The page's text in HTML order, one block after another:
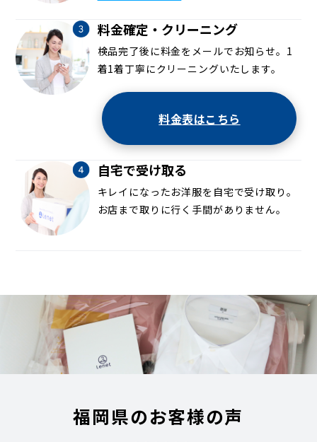
料金確定・クリーニング
検品完了後に料金をメールでお知らせ。1
着1着丁寧にクリーニングいたします。
料金表はこちら
自宅で受け取る
キレイになったお洋服を自宅で受け取り。
お店まで取りに行く手間がありません。
福岡県のお客様の声